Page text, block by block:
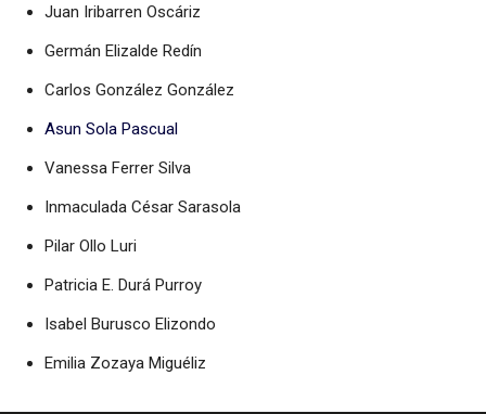
Juan Iribarren Oscáriz
Germán Elizalde Redín
Carlos González González
Asun Sola Pascual
Vanessa Ferrer Silva
Inmaculada César Sarasola
Pilar Ollo Luri
Patricia E. Durá Purroy
Isabel Burusco Elizondo
Emilia Zozaya Miguéliz